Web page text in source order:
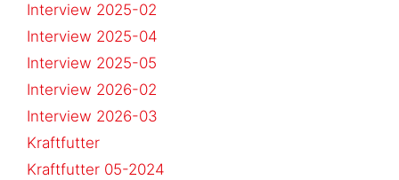
Interview 2025-02
Interview 2025-04
Interview 2025-05
Interview 2026-02
Interview 2026-03
Kraftfutter
Kraftfutter 05-2024